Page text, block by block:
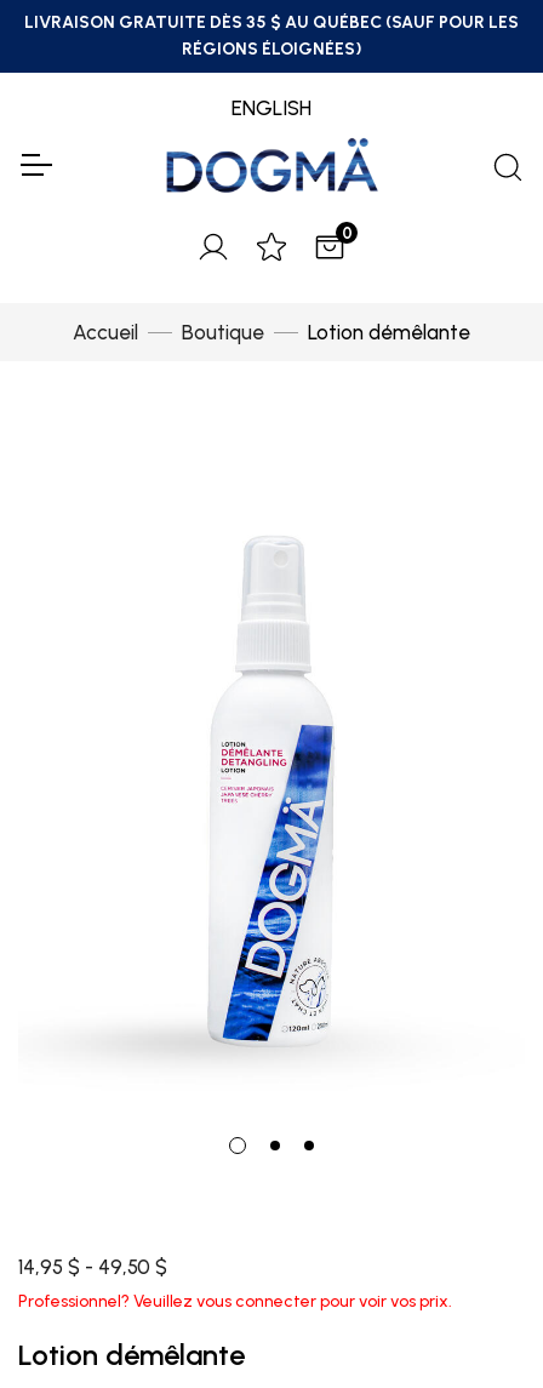
LIVRAISON GRATUITE DÈS 35 $ AU QUÉBEC (SAUF POUR LES
RÉGIONS ÉLOIGNÉES)
ENGLISH
0
Accueil Boutique Lotion démêlante
14,95 $ - 49,50 $
Professionnel? Veuillez vous connecter pour voir vos prix.
Lotion démêlante